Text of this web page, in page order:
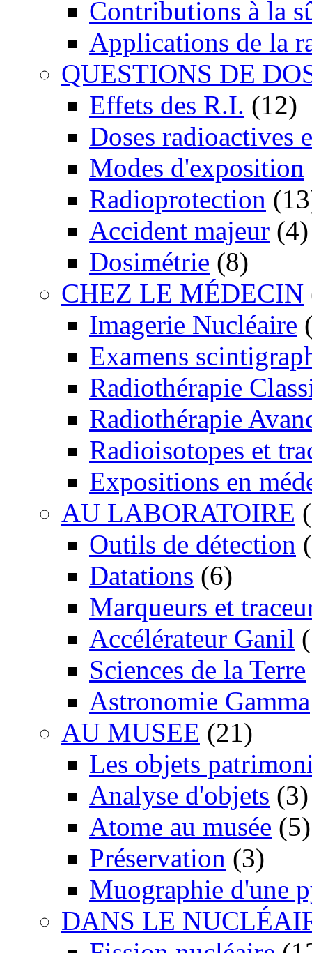
Contributions à la
Applications de la
QUESTIONS DE
Effets des R.I. (12)
Doses radioactives
Modes d'exposition
Radioprotection
Accident majeur (4)
Dosimétrie (8)
CHEZ LE MÉDECIN
Imagerie Nucléaire
Examens
Radiothérapie
Radiothérapie
Radioisotopes et
Expositions en
AU LABORATOIRE
Outils de détection
Datations (6)
Marqueurs et
Accélérateur Ganil
Sciences de la Terre
Astronomie Gamma
AU MUSEE (21)
Les objets
Analyse d'objets (3)
Atome au musée (5)
Préservation (3)
Muographie d'une
DANS LE